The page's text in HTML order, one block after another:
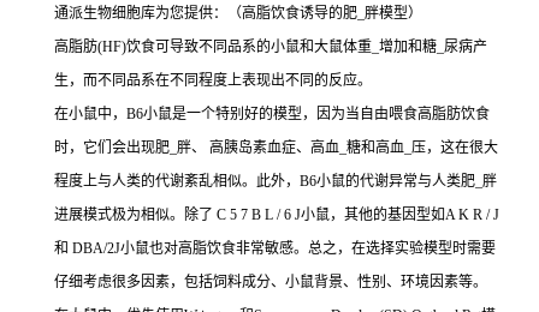
通派生物细胞库为您提供：（高脂饮食诱导的肥_胖模型）
高脂肪(HF)饮食可导致不同品系的小鼠和大鼠体重_增加和糖_尿病产
生，而不同品系在不同程度上表现出不同的反应。
在小鼠中，B6小鼠是一个特别好的模型，因为当自由喂食高脂肪饮食
时，它们会出现肥_胖、 高胰岛素血症、高血_糖和高血_压，这在很大
程度上与人类的代谢紊乱相似。此外，B6小鼠的代谢异常与人类肥_胖
进展模式极为相似。除了 C 5 7 B L / 6 J小鼠，其他的基因型如A K R / J
和 DBA/2J小鼠也对高脂饮食非常敏感。总之，在选择实验模型时需要
仔细考虑很多因素，包括饲料成分、小鼠背景、性别、环境因素等。